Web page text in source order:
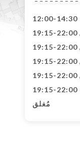
12:00-14:30
19:15-22:00
مُغلق